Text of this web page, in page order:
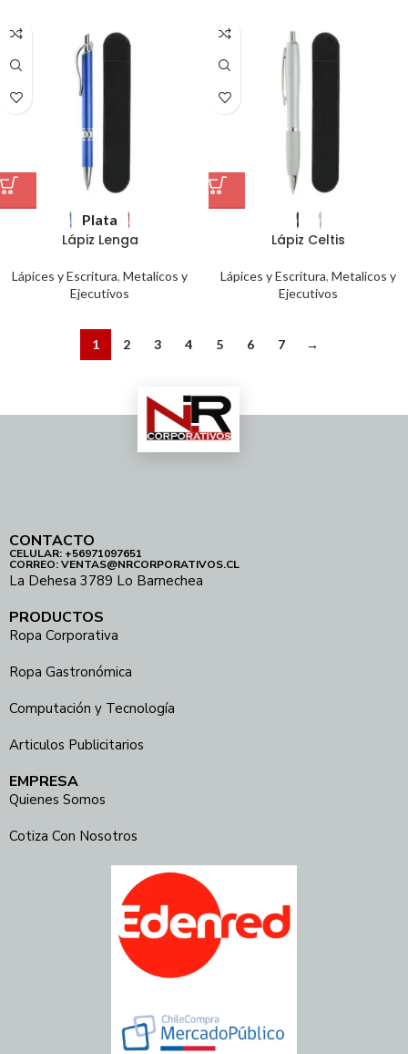
Plata
Lápiz Lenga
Lápices y Escritura, Metalicos y
Ejecutivos
Lápiz Celtis
Lápices y Escritura, Metalicos y
Ejecutivos
1 2 3 4 5 6 7 →
CONTACTO
CELULAR: +56971097651
CORREO: VENTAS@NRCORPORATIVOS.CL
La Dehesa 3789 Lo Barnechea
PRODUCTOS
Ropa Corporativa
Ropa Gastronómica
Computación y Tecnología
Articulos Publicitarios
EMPRESA
Quienes Somos
Cotiza Con Nosotros